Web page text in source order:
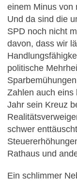
einem Minus von
Und da sind die
SPD noch nicht
davon, dass wir
politische
Zahlen auch eins
Jahr sein Kreuz
schwer
Rathaus und
Ein schlimmer